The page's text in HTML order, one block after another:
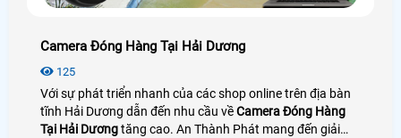
Camera Đóng Hàng Tại Hải Dương
125
Với sự phát triển nhanh của các shop online trên địa bàn
tĩnh Hải Dương dẫn đến nhu cầu vềCamera Đóng Hàng
Tại Hải Dươngtăng cao. An Thành Phát mang đến giải